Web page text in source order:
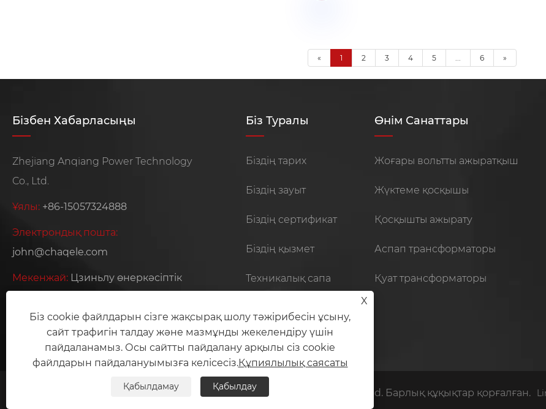
« 1 2 3 4 5 6 »
Бізбен Хабарласыңы
Zhejiang Anqiang Power Technology
Co., Ltd.
Ұялы: +86-15057324888
Электрондық пошта:
john@chaqele.com
Мекенжай: Цзиньлу өнеркәсіптік
қаласы, Вэнчжоу қаласы, Чжэцзян
провинциясы, Қытай
Біз Туралы
Біздің тарих
Біздің зауыт
Біздің сертификат
Біздің қызмет
Техникалық сапа
Өнім Санаттары
Жоғары вольтты ажыратқыш
Жүктеме қосқышы
Қосқышты ажырату
Аспап трансформаторы
Қуат трансформаторы
Copyright © 2026 Zhejiang Anqiang Power Technology Co., Ltd. Барлық құқықтар қорғалған.
X
Біз cookie файлдарын сізге жақсырақ шолу тәжірибесін ұсыну,
сайт трафигін талдау және мазмұнды жекелендіру үшін
пайдаланамыз. Осы сайтты пайдалану арқылы сіз cookie
файлдарын пайдалануымызға келісесіз.Құпиялылық саясаты
Қабылдамау Қабылдау